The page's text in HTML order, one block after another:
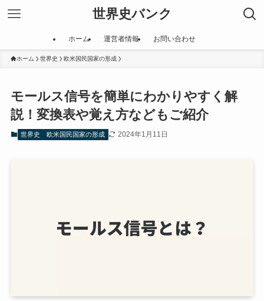
世界史バンク
ホーム 運営者情報 お問い合わせ
ホーム 世界史 欧米国民国家の形成
モールス信号を簡単にわかりやすく解
説！変換表や覚え方などもご紹介
世界史 欧米国民国家の形成 2024年1月11日